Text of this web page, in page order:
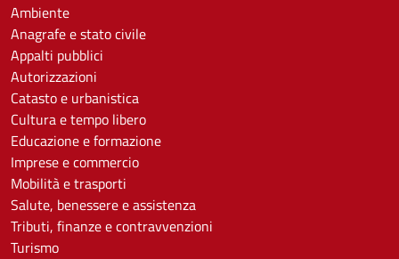
Ambiente
Anagrafe e stato civile
Appalti pubblici
Autorizzazioni
Catasto e urbanistica
Cultura e tempo libero
Educazione e formazione
Imprese e commercio
Mobilità e trasporti
Salute, benessere e assistenza
Tributi, finanze e contravvenzioni
Turismo